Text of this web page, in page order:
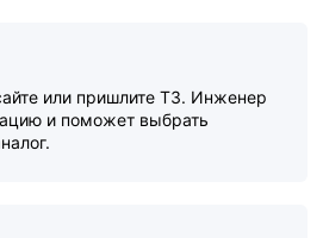
или пришлите ТЗ. Инженер
и поможет выбрать